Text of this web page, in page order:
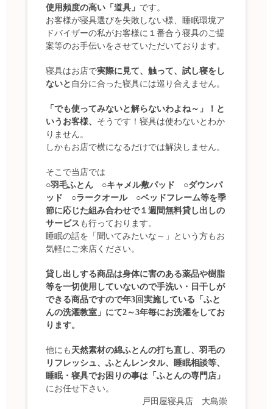
使用頻度の高い「道具」 です。
お客様が寝具選びを失敗しない様、睡眠環境ア
ドバイザーの私がお客様に１番合う寝具のご提
案等のお手伝いをさせていただいております。
寝具はお店で実際に見て、触って、試し寝をし
ないと 自分に合った寝具には巡り合えません。
「でも使ってみないと解らないわよね～」！と
いうお客様、 そうです！寝具は使わないとわか
りません。
しかもお店で横になるだけでは解決しません。
そこで当店では
○羽毛ふとん ○キャメル敷パッド ○ダウンパ
ッド ○ラークオール ○ベッドフレーム等を季
節に応じた組み合わせで１週間無料貸し出しの
サービス も行っております。
睡眠の話を「聞いてみたいな～」という方もお
気軽にご来店ください。
貸し出しする商品は身体に害のある薬品や樹脂
等を一切使用していないので手洗い・日干しが
できる商品ですので年3回実施している「ふと
んの洗濯教室」にて2～3年毎にお洗濯をしてお
ります。
他にも 天然素材の綿ふとんの打ち直し、羽毛の
リフレッシュ、ふとんレンタル、睡眠相談等、
睡眠・寝具でお困りの事は「ふとんの専門店」
にお任せ下さい。
戸田屋寝具店 大島崇